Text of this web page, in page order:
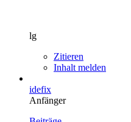
lg
Zitieren
Inhalt melden
idefix
Anfänger